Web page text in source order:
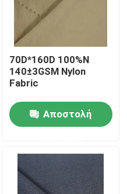
70D*160D 100%N
140±3GSM Nylon
Fabric
Αποστολή